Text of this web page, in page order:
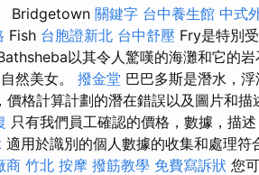
Bridgetown 關鍵字 台中養生館 中式
Fish 台胞證新北 台中舒壓 Fry是特別
以其令人驚嘆的海灘和它的岩
然美女。 撥金堂 巴巴多斯是潛水，浮
格計算計劃的潛在錯誤以及圖片和
只有我們員工確認的價格，數據，描
適用於識別的個人數據的收集和處理符
商 竹北 按摩 撥筋教學 免費寫訴狀 您